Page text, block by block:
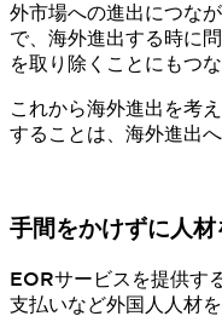
外市場への進出につな
で、海外進出する時に
を取り除くことにもつな
これから海外進出を考
することは、海外進出
手間をかけずに人
EORサービスを提供す
支払いなど外国人人材